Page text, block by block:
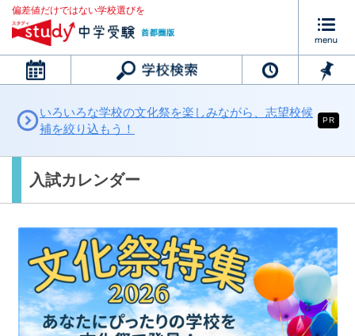
偏差値だけではない学校選びを
カレンダー
いろいろな学校の文化祭を楽しみながら、志望校候
補を絞り込もう！
PR
入試カレンダー